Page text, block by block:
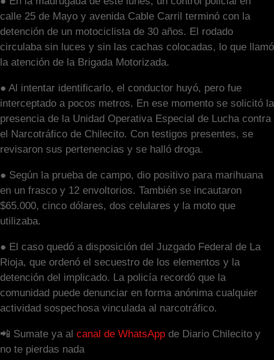
calle 25 de Mayo y avenida Cable Carril terminó con la
detención de un motociclista de 30 años. El rodado
circulaba sin luces y sin las cachas colocadas, lo que llamó
la atención de la Brigada Motorizada.
● Al intentar identificarlo, el conductor huyó, pero fue
interceptado a pocos metros. En ese momento se solicitó la
presencia de la Unidad Operativa Especial de Lucha contra
el Narcotráfico de Chilecito. Con testigos presentes, se
revisaron sus pertenencias y se halló droga.
● Según la prueba de campo, dio positivo para marihuana
en un frasco y 12 envoltorios. También se incautaron
$65.000, cinco dólares, dos celulares y la moto que
utilizaba.
● El caso quedó a disposición del Juzgado Federal de La
Rioja, que ordenó el secuestro de los elementos y la
detención del implicado. La policía recordó que la
comunidad puede denunciar en forma anónima cualquier
actividad sospechosa vinculada al narcotráfico.
📲 Sumate ya al canal de WhatsApp de Diario Chilecito y
no te pierdas nada